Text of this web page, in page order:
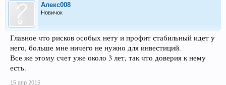
Алекс008
Новичок
Главное что рисков особых нету и профит стабильный идет у
него, больше мне ничего не нужно для инвестиций.
Все же этому счет уже около 3 лет, так что доверия к нему
есть.
15 апр 2015